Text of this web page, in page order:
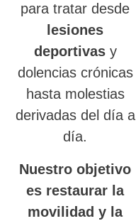
para tratar desde
lesiones
deportivasy
dolencias crónicas
hasta molestias
derivadas del día a
día.
Nuestro objetivo
es restaurar la
movilidad y la